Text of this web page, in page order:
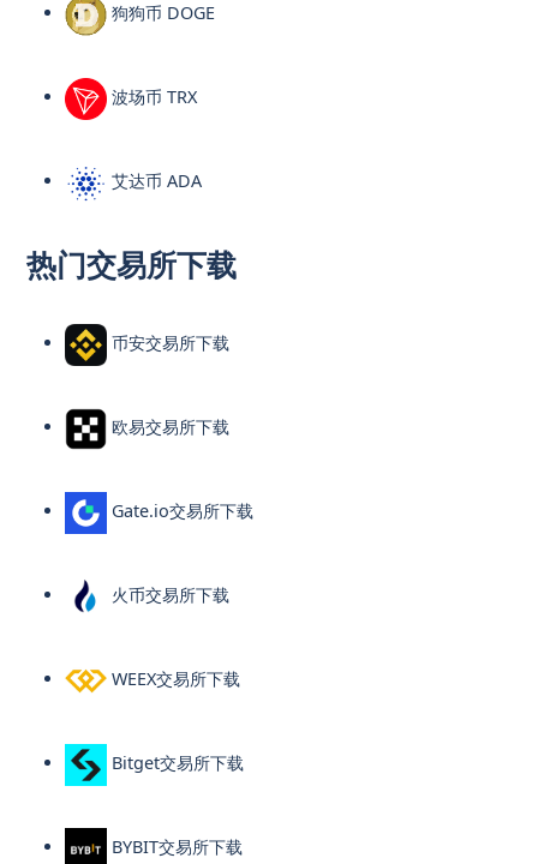
狗狗币 DOGE
波场币 TRX
艾达币 ADA
热门交易所下载
币安交易所下载
欧易交易所下载
Gate.io交易所下载
火币交易所下载
WEEX交易所下载
Bitget交易所下载
BYBIT交易所下载